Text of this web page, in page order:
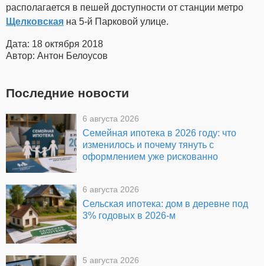
располагается в пешей доступности от станции метро
Щелковская на 5-й Парковой улице.
Дата: 18 октября 2018
Автор: Антон Белоусов
Последние новости
6 августа 2026
Семейная ипотека в 2026 году: что
изменилось и почему тянуть с
оформлением уже рискованно
6 августа 2026
Сельская ипотека: дом в деревне под
3% годовых в 2026-м
5 августа 2026